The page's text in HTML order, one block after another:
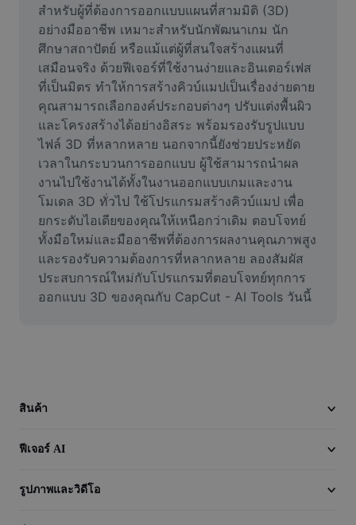
AI Text Remover
AI People Remover
AI Inpainting
Face Cutout
วิดีโอ
ลบพื้นหลังวิดีโอ
ปรับปรุงคุณภาพ
เครื่องมือตัดต่อวิดีโอ
สำหรับผู้ที่ต้องการออกแบบแผนที่สามมิติ (3D)
อย่างมืออาชีพ เหมาะสำหรับนักพัฒนาเกม นัก
ศึกษาสถาปัตย์ หรือแม้แต่ผู้ที่สนใจสร้างแผนที่
เสมือนจริง ด้วยฟีเจอร์ที่ใช้งานง่ายและอินเตอร์เฟส
ที่เป็นมิตร ทำให้การสร้างคิวบ์แมปเป็นเรื่องง่ายดาย
คุณสามารถเลือกองค์ประกอบต่างๆ ปรับแต่งพื้นผิว
และโครงสร้างได้อย่างอิสระ พร้อมรองรับรูปแบบ
ไฟล์ 3D ที่หลากหลาย นอกจากนี้ยังช่วยประหยัด
เวลาในกระบวนการออกแบบ ผู้ใช้สามารถนำผล
งานไปใช้งานได้ทั้งในงานออกแบบเกมและงาน
โมเดล 3D ทั่วไป ใช้โปรแกรมสร้างคิวบ์แมป เพื่อ
ยกระดับไอเดียของคุณให้เหนือกว่าเดิม ตอบโจทย์
ทั้งมือใหม่และมืออาชีพที่ต้องการผลงานคุณภาพสูง
และรองรับความต้องการที่หลากหลาย ลองสัมผัส
ประสบการณ์ใหม่กับโปรแกรมที่ตอบโจทย์ทุกการ
ออกแบบ 3D ของคุณกับ CapCut - AI Tools วันนี้
สินค้า
ฟีเจอร์ AI
รูปภาพและวิดีโอ